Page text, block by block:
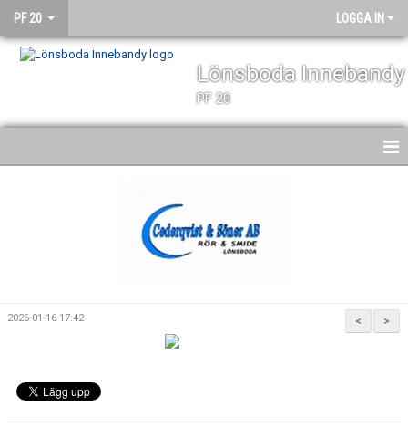
PF 20 LOGGA IN
Lönsboda Innebandy
PF 20
BILDGALLERI
DOKUMENT
>
<
2026-01-16 17:42